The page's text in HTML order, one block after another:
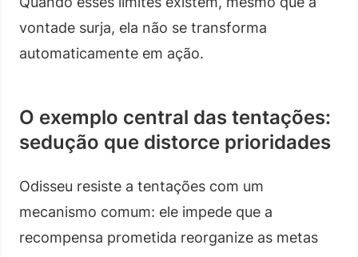
vontade surja, ela não se transforma
automaticamente em ação.
O exemplo central das tentações:
sedução que distorce prioridades
Odisseu resiste a tentações com um
mecanismo comum: ele impede que a
recompensa prometida reorganize as metas